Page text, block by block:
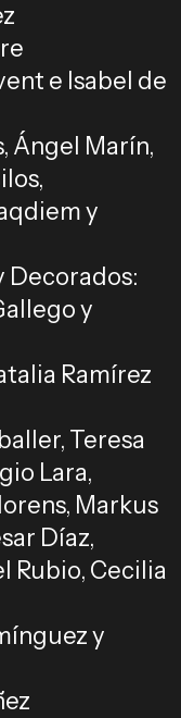
e Isabel de
Ángel Marín,
y
Decorados:
y
Ramírez
Teresa
Lara,
Markus
Díaz,
Rubio, Cecilia
y